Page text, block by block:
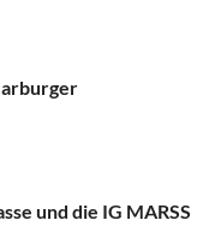
und die IG MARSS